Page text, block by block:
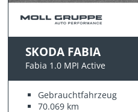
SKODA FABIA
Fabia 1.0 MPI Active
Gebrauchtfahrzeug
70.069 km